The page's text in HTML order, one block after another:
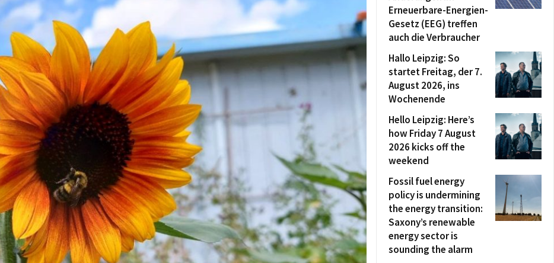
Erneuerbare-Energien-
Gesetz (EEG) treffen
auch die Verbraucher
Hallo Leipzig: So
startet Freitag, der 7.
August 2026, ins
Wochenende
Hello Leipzig: Here’s
how Friday 7 August
2026 kicks off the
weekend
Fossil fuel energy
policy is undermining
the energy transition:
Saxony’s renewable
energy sector is
sounding the alarm